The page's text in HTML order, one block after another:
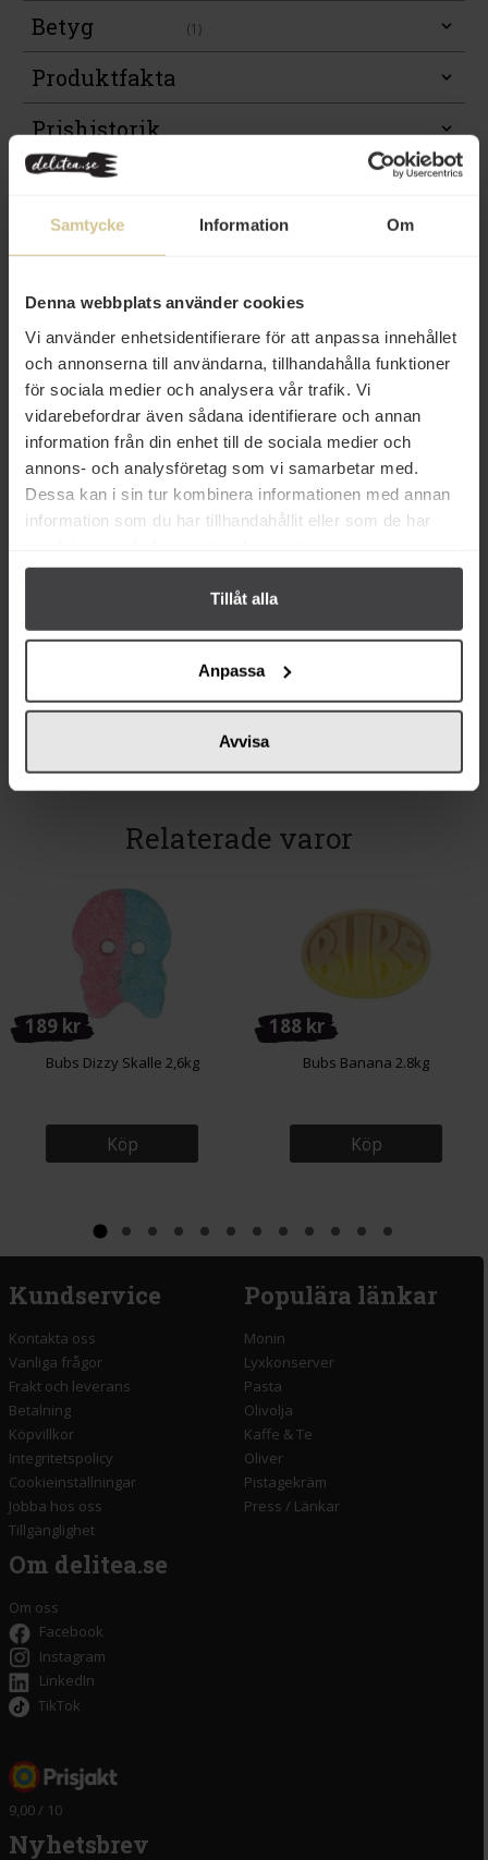
Samtycke Information Om
Denna webbplats använder cookies
Vi använder enhetsidentifierare för att anpassa innehållet
och annonserna till användarna, tillhandahålla funktioner
för sociala medier och analysera vår trafik. Vi
vidarebefordrar även sådana identifierare och annan
information från din enhet till de sociala medier och
annons- och analysföretag som vi samarbetar med.
Dessa kan i sin tur kombinera informationen med annan
information som du har tillhandahållit eller som de har
Tillåt alla
Anpassa
Avvisa
Betyg
(1)
Produktfakta
Prishistorik
Från samma varumärke
23 kr
Dansukker Vaniljsocker 140g
43 kr
Relaterade varor
189 kr
Bubs Dizzy Skalle 2,6kg
Köp
188 kr
Bubs Banana 2.8kg
Köp
Kundservice
Kontakta oss
Vanliga frågor
Frakt och leverans
Betalning
Köpvillkor
Integritetspolicy
Cookieinställningar
Jobba hos oss
Tillgänglighet
Populära länkar
Monin
Lyxkonserver
Pasta
Olivolja
Kaffe & Te
Oliver
Pistagekräm
Press / Länkar
Om delitea.se
Om oss
Facebook
Instagram
LinkedIn
TikTok
9,00 / 10
Nyhetsbrev